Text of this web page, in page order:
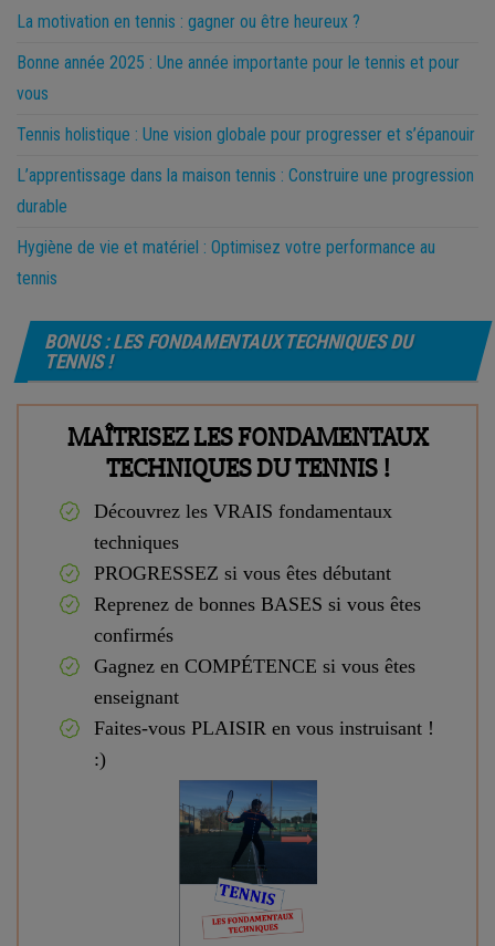
La motivation en tennis : gagner ou être heureux ?
Bonne année 2025 : Une année importante pour le tennis et pour
vous
Tennis holistique : Une vision globale pour progresser et s’épanouir
L’apprentissage dans la maison tennis : Construire une progression
durable
Hygiène de vie et matériel : Optimisez votre performance au
tennis
BONUS : LES FONDAMENTAUX TECHNIQUES DU
TENNIS !